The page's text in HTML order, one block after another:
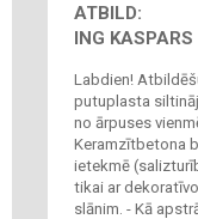
ATBILD:
ING KASPARS
Labdien!
putuplasta
no ārpuses
Keramzītbetona
ietekmē
tikai ar
slānim. - Kā